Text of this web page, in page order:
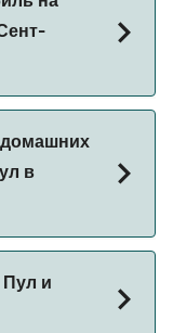
Хелиер) с
домашних
в
(Сент-
Пул и